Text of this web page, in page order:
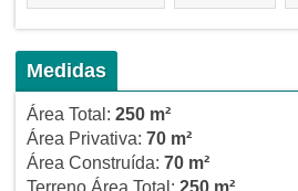
Medidas
Área Total: 250 m²
Área Privativa: 70 m²
Área Construída: 70 m²
Terreno Área Total: 250 m²